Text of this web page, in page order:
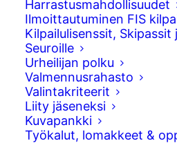
Harrastusmahdollisuudet
Ilmoittautuminen FIS
Kilpailulisenssit, Skipassit
Seuroille
Urheilijan polku
Valmennusrahasto
Valintakriteerit
Liity jäseneksi
Kuvapankki
Työkalut, lomakkeet &
12.02.2026